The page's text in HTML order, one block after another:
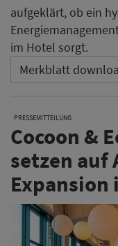
aufgeklärt, ob ein
im Hotel sorgt.
Merkblatt
PRESSEMITTEILUNG
Cocoon &
setzen auf